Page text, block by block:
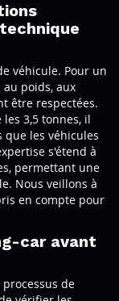
véhicule. Pour un
poids, aux
être respectées.
3,5 tonnes, il
que les véhicules
s'étend à
permettant une
Nous veillons à
en compte pour
car avant
de